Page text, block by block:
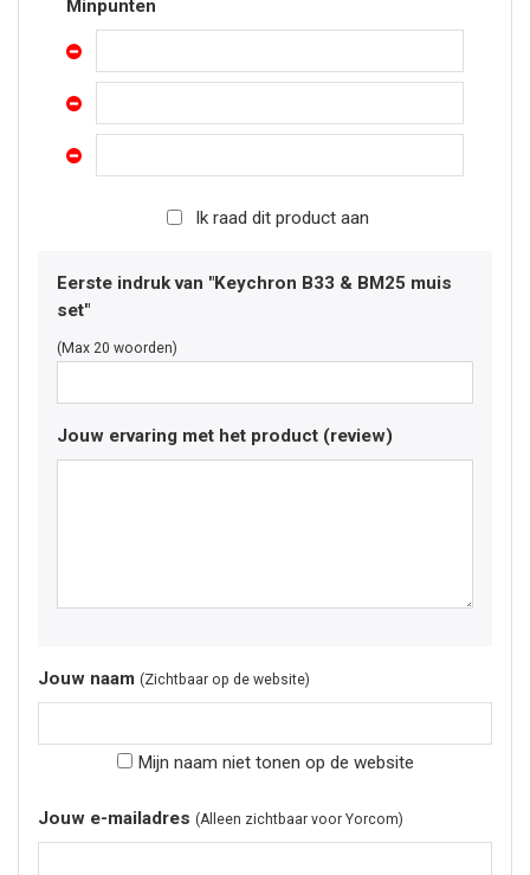
Minpunten
Ik raad dit product aan
Eerste indruk van "Keychron B33 & BM25 muis
set"
(Max 20 woorden)
Jouw ervaring met het product (review)
Jouw naam (Zichtbaar op de website)
Mijn naam niet tonen op de website
Jouw e-mailadres (Alleen zichtbaar voor Yorcom)